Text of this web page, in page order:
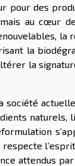
pour des
au cœur
la
la
la
société
naturels,
attendus par